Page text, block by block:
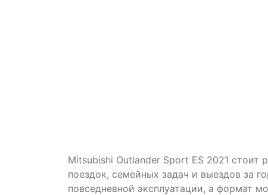
Mitsubishi Outlander Sport ES 2021 стоит
поездок, семейных задач и выездов за
повседневной эксплуатации, а формат